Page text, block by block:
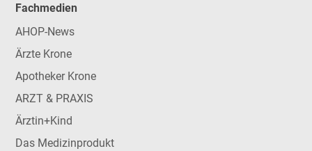
Fachmedien
AHOP-News
Ärzte Krone
Apotheker Krone
ARZT & PRAXIS
Ärztin+Kind
Das Medizinprodukt